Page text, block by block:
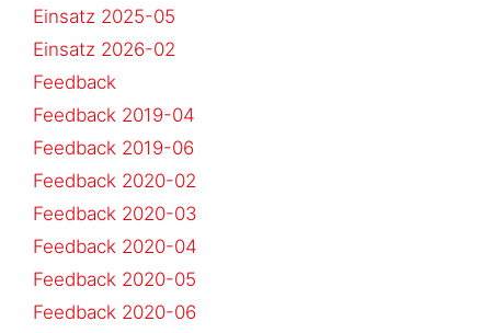
Einsatz 2025-05
Einsatz 2026-02
Feedback
Feedback 2019-04
Feedback 2019-06
Feedback 2020-02
Feedback 2020-03
Feedback 2020-04
Feedback 2020-05
Feedback 2020-06